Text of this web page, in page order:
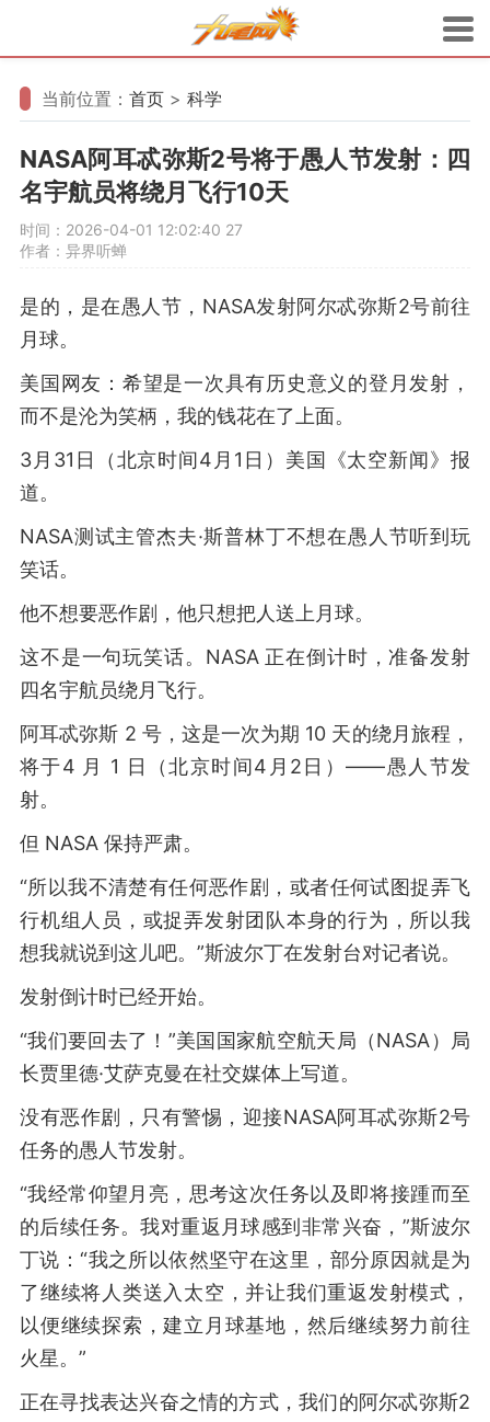
当前位置： 首页 > 科学
NASA阿耳忒弥斯2号将于愚人节发射：四
名宇航员将绕月飞行10天
时间：2026-04-01 12:02:40 27
作者：异界听蝉
是的，是在愚人节，NASA发射阿尔忒弥斯2号前往
月球。
美国网友：希望是一次具有历史意义的登月发射，
而不是沦为笑柄，我的钱花在了上面。
3月31日（北京时间4月1日）美国《太空新闻》报
道。
NASA测试主管杰夫·斯普林丁不想在愚人节听到玩
笑话。
他不想要恶作剧，他只想把人送上月球。
这不是一句玩笑话。NASA 正在倒计时，准备发射
四名宇航员绕月飞行。
阿耳忒弥斯 2 号，这是一次为期 10 天的绕月旅程，
将于4 月 1 日（北京时间4月2日）——愚人节发
射。
但 NASA 保持严肃。
“所以我不清楚有任何恶作剧，或者任何试图捉弄飞
行机组人员，或捉弄发射团队本身的行为，所以我
想我就说到这儿吧。”斯波尔丁在发射台对记者说。
发射倒计时已经开始。
“我们要回去了！”美国国家航空航天局（NASA）局
长贾里德·艾萨克曼在社交媒体上写道。
没有恶作剧，只有警惕，迎接NASA阿耳忒弥斯2号
任务的愚人节发射。
“我经常仰望月亮，思考这次任务以及即将接踵而至
的后续任务。我对重返月球感到非常兴奋，”斯波尔
丁说：“我之所以依然坚守在这里，部分原因就是为
了继续将人类送入太空，并让我们重返发射模式，
以便继续探索，建立月球基地，然后继续努力前往
火星。”
正在寻找表达兴奋之情的方式，我们的阿尔忒弥斯2